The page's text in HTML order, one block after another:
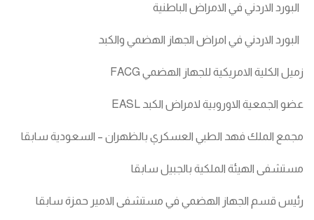
البورد الاردني في الامراض الباطنية
البورد الاردني في امراض الجهاز الهضمي والكبد
زميل الكلية الامريكية للجهاز الهضمي FACG
عضو الجمعية الاوروبية لامراض الكبد EASL
مجمع الملك فهد الطبي العسكري بالظهران – السعودية سابقا
مستشفى الهيئة الملكية بالجبيل سابقا
رئيس قسم الجهاز الهضمي في مستشفى الامير حمزة سابقا